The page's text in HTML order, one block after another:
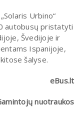
Urbino“
autobusų pristatyti
Švedijoje ir
Ispanijoje,
šalyse.
eBus.lt
nuotraukos